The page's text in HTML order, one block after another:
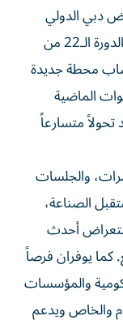
دبي الدولي
للأخشاب ومكائن الأخشاب: «يمثل افتتاح الدورة الـ22 من
محطة جديدة
الماضية
متسارعاً
والجلسات
الصناعة،
أحدث
كما يوفران فرصاً
والمؤسسات
والخاص ويدعم